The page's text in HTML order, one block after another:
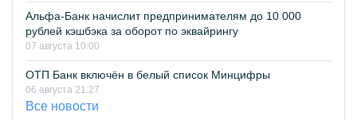
Альфа-Банк начислит предпринимателям до 10 000
рублей кэшбэка за оборот по эквайрингу
07 августа 10:00
ОТП Банк включён в белый список Минцифры
06 августа 21:27
Все новости